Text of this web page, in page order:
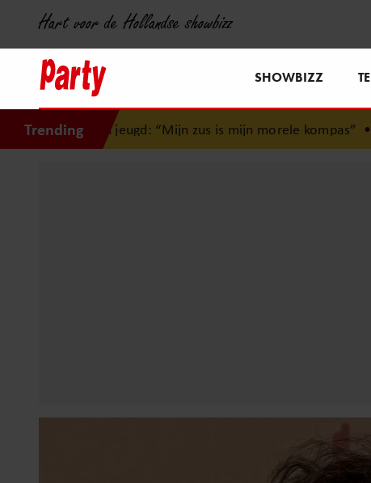
Hart voor de Hollandse showbizz
SHOWBIZZ
Trending
jeugd: “Mijn zus is mijn morele kompas”•Jamai